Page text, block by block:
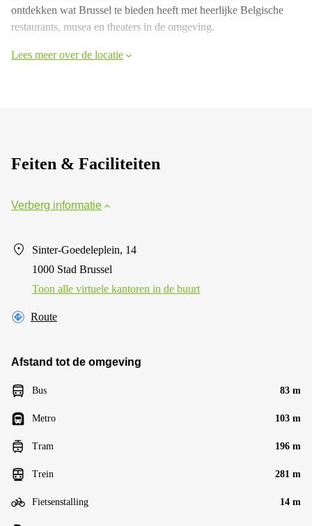
ontdekken wat Brussel te bieden heeft met heerlijke Belgische
restaurants, musea en theaters in de omgeving.
Lees meer over de locatie
Feiten & Faciliteiten
Verberg informatie
Sinter-Goedeleplein, 14
1000 Stad Brussel
Toon alle virtuele kantoren in de buurt
Route
Afstand tot de omgeving
Bus 83 m
Metro 103 m
Tram 196 m
Trein 281 m
Fietsenstalling 14 m